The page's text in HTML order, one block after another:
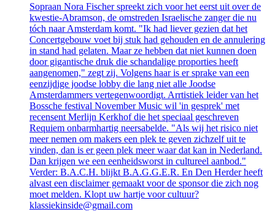
Sopraan Nora Fischer spreekt zich voor het eerst uit over de
kwestie-Abramson, de omstreden Israelische zanger die nu
tóch naar Amsterdam komt. "Ik had liever gezien dat het
Concertgebouw voet bij stuk had gehouden en de annulering
in stand had gelaten. Maar ze hebben dat niet kunnen doen
door gigantische druk die schandalige proporties heeft
aangenomen," zegt zij. Volgens haar is er sprake van een
eenzijdige joodse lobby die lang niet alle Joodse
Amsterdammers vertegenwoordigt. Arrtistiek leider van het
Bossche festival November Music wil 'in gesprek' met
recensent Merlijn Kerkhof die het speciaal geschreven
Requiem onbarmhartig neersabelde. "Als wij het risico niet
meer nemen om makers een plek te geven zichzelf uit te
vinden, dan is er geen plek meer waar dat kan in Nederland.
Dan krijgen we een eenheidsworst in cultureel aanbod."
Verder: B.A.C.H. blijkt B.A.G.G.E.R. En Den Herder heeft
alvast een disclaimer gemaakt voor de sponsor die zich nog
moet melden. Klopt uw hartje voor cultuur?
klassiekinside@gmail.com